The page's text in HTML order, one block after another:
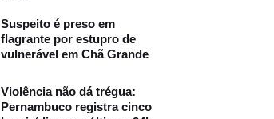
Suspeito é preso em
flagrante por estupro de
vulnerável em Chã Grande
Violência não dá trégua:
Pernambuco registra cinco